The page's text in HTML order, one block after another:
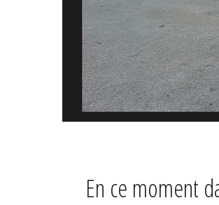
En ce moment